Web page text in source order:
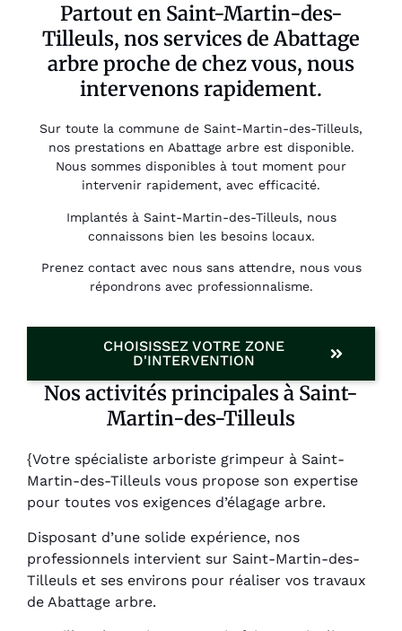
Partout en Saint-Martin-des-
Tilleuls, nos services de Abattage
arbre proche de chez vous, nous
intervenons rapidement.
Sur toute la commune de Saint-Martin-des-Tilleuls,
nos prestations en Abattage arbre est disponible.
Nous sommes disponibles à tout moment pour
intervenir rapidement, avec efficacité.
Implantés à Saint-Martin-des-Tilleuls, nous
connaissons bien les besoins locaux.
Prenez contact avec nous sans attendre, nous vous
répondrons avec professionnalisme.
CHOISISSEZ VOTRE ZONE
D'INTERVENTION
Nos activités principales à Saint-
Martin-des-Tilleuls
{Votre spécialiste arboriste grimpeur à Saint-
Martin-des-Tilleuls vous propose son expertise
pour toutes vos exigences d’élagage arbre.
Disposant d’une solide expérience, nos
professionnels intervient sur Saint-Martin-des-
Tilleuls et ses environs pour réaliser vos travaux
de Abattage arbre.